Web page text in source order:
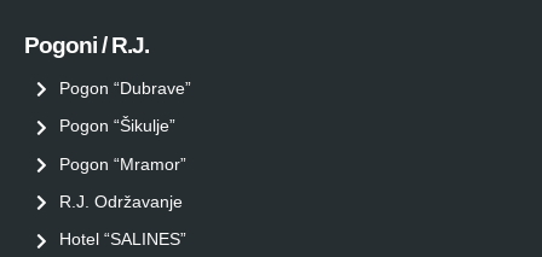
Pogoni / R.J.
Pogon “Dubrave”
Pogon “Šikulje”
Pogon “Mramor”
R.J. Održavanje
Hotel “SALINES”